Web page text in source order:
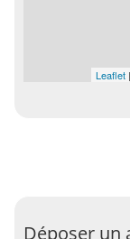
Leaflet
Déposer un